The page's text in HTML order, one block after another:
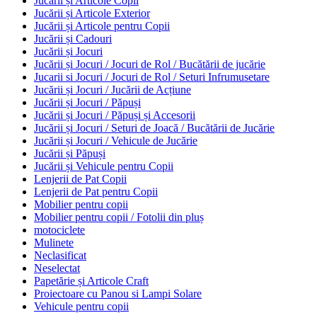
Jucării și Articole Exterior
Jucării și Articole pentru Copii
Jucării și Cadouri
Jucării și Jocuri
Jucării și Jocuri / Jocuri de Rol / Bucătării de jucărie
Jucarii si Jocuri / Jocuri de Rol / Seturi Infrumusetare
Jucării și Jocuri / Jucării de Acțiune
Jucării și Jocuri / Păpuși
Jucării și Jocuri / Păpuși și Accesorii
Jucării și Jocuri / Seturi de Joacă / Bucătării de Jucărie
Jucării și Jocuri / Vehicule de Jucărie
Jucării și Păpuși
Jucării și Vehicule pentru Copii
Lenjerii de Pat Copii
Lenjerii de Pat pentru Copii
Mobilier pentru copii
Mobilier pentru copii / Fotolii din pluș
motociclete
Mulinete
Neclasificat
Neselectat
Papetărie și Articole Craft
Proiectoare cu Panou si Lampi Solare
Vehicule pentru copii